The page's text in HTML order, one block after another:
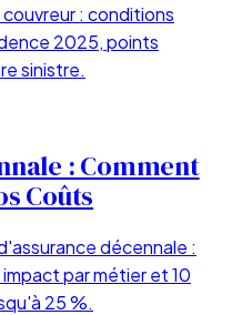
: conditions
2025, points
sinistre.
: Comment
Coûts
décennale :
par métier et 10
25 %.